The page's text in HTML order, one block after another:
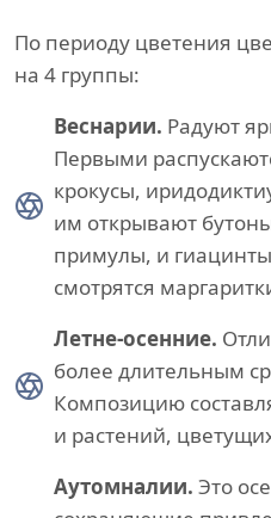
По периоду цветения
на 4 группы:
Веснарии. Радуют
Первыми
крокусы,
им открывают
примулы, и
смотрятся
Летне-осенние.
более длительным
Композицию
и растений,
Аутомналии. Это